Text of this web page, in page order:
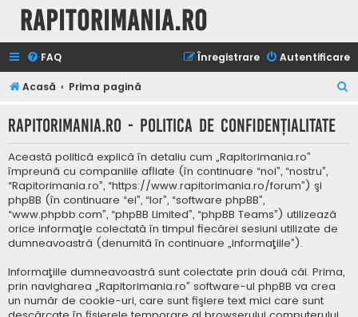
Rapitorimania.ro
FAQ Autentificare
Înregistrare
Acasă Prima pagină
t
Rapitorimania.ro - Politica de confidenţialitate
Această politică explică în detaliu cum „Rapitorimania.ro”
împreună cu companiile afliate (în continuare “noi”, “nostru”,
“Rapitorimania.ro”, “https://www.rapitorimania.ro/forum”) şi
phpBB (în continuare “ei”, “lor”, “software phpBB”,
“www.phpbb.com”, “phpBB Limited”, “phpBB Teams”) utilizează
orice informaţie colectată în timpul fiecărei sesiuni utilizate de
dumneavoastră (denumită în continuare „informaţiile”).
Informaţiile dumneavoastră sunt colectate prin două căi. Prima,
prin navigharea „Rapitorimania.ro” software-ul phpBB va crea
un număr de cookie-uri, care sunt fişiere text mici care sunt